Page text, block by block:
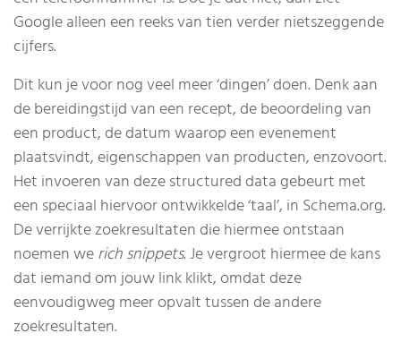
Google alleen een reeks van tien verder nietszeggende
cijfers.
Dit kun je voor nog veel meer ‘dingen’ doen. Denk aan
de bereidingstijd van een recept, de beoordeling van
een product, de datum waarop een evenement
plaatsvindt, eigenschappen van producten, enzovoort.
Het invoeren van deze structured data gebeurt met
een speciaal hiervoor ontwikkelde ‘taal’, in Schema.org.
De verrijkte zoekresultaten die hiermee ontstaan
noemen werich snippets. Je vergroot hiermee de kans
dat iemand om jouw link klikt, omdat deze
eenvoudigweg meer opvalt tussen de andere
zoekresultaten.